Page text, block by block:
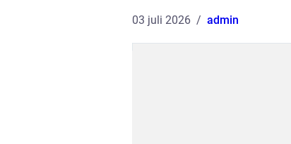
03 juli 2026 admin